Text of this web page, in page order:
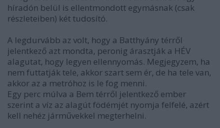
híradón belül is ellentmondott egymásnak (csak
részleteiben) két tudosító.
A legdurvább az volt, hogy a Batthyány térről
jelentkező azt mondta, peronig árasztják a HÉV
alagutat, hogy legyen ellennyomás. Megjegyzem, ha
nem futtatják tele, akkor szart sem ér, de ha tele van,
akkor az a metróhoz is le fog menni.
Egy perc múlva a Bem térről jelentkező ember
szerint a víz az alagút födémjét nyomja felfelé, azért
kell nehéz járművekkel megterhelni.